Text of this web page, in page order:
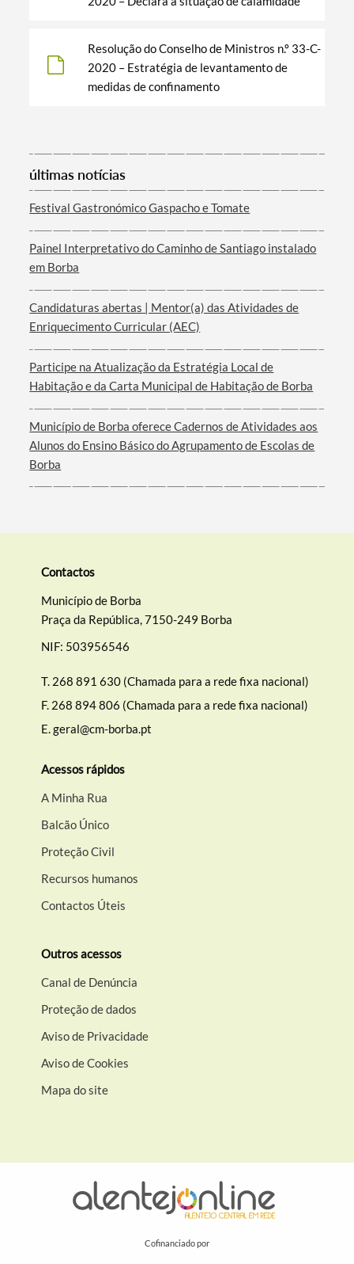
Filtros
Resolução do Conselho de Ministros n.º 33-C-
2020 – Estratégia de levantamento de
medidas de confinamento
últimas notícias
Festival Gastronómico Gaspacho e Tomate
Painel Interpretativo do Caminho de Santiago instalado
em Borba
Candidaturas abertas | Mentor(a) das Atividades de
Enriquecimento Curricular (AEC)
Participe na Atualização da Estratégia Local de
Habitação e da Carta Municipal de Habitação de Borba
Município de Borba oferece Cadernos de Atividades aos
Alunos do Ensino Básico do Agrupamento de Escolas de
Borba
Contactos
Município de Borba
Praça da República, 7150-249 Borba
NIF: 503956546
T. 268 891 630 (Chamada para a rede fixa nacional)
F. 268 894 806 (Chamada para a rede fixa nacional)
E.geral@cm-borba.pt
Acessos rápidos
A Minha Rua
Balcão Único
Proteção Civil
Recursos humanos
Contactos Úteis
Outros acessos
Canal de Denúncia
Proteção de dados
Aviso de Privacidade
Aviso de Cookies
Mapa do site
Cofinanciado por